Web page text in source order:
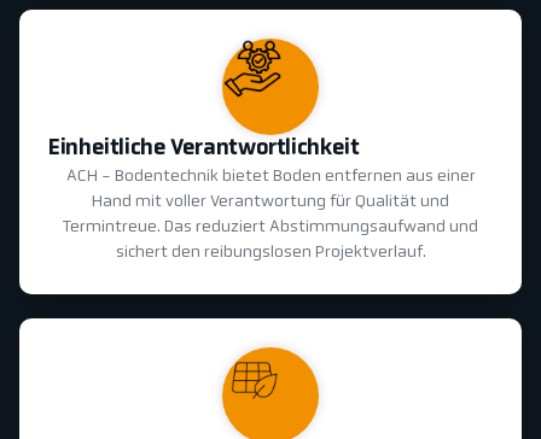
Einheitliche Verantwortlichkeit
ACH - Bodentechnik bietet Boden entfernen aus einer
Hand mit voller Verantwortung für Qualität und
Termintreue. Das reduziert Abstimmungsaufwand und
sichert den reibungslosen Projektverlauf.